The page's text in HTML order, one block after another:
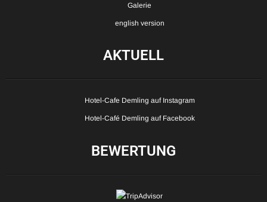
Galerie
english version
AKTUELL
Hotel-Cafe Demling auf Instagram
Hotel-Café Demling auf Facebook
BEWERTUNG